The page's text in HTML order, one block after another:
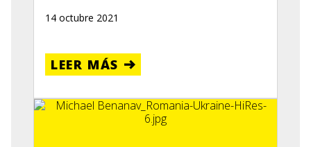
14 octubre 2021
LEER MÁS